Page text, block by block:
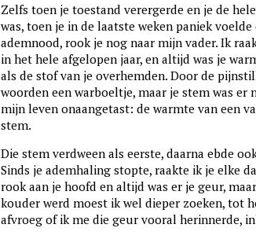
Zelfs toen je toestand verergerde en je de
was, toen je in de laatste weken paniek
ademnood, rook je nog naar mijn vader. Ik
in het hele afgelopen jaar, en altijd was je
als de stof van je overhemden. Door de
woorden een warboeltje, maar je stem was er
mijn leven onaangetast: de warmte van een
stem.
Die stem verdween als eerste, daarna ebde
Sinds je ademhaling stopte, raakte ik je elke
rook aan je hoofd en altijd was er je geur,
kouder werd moest ik wel dieper zoeken, tot
afvroeg of ik me die geur vooral herinnerde,